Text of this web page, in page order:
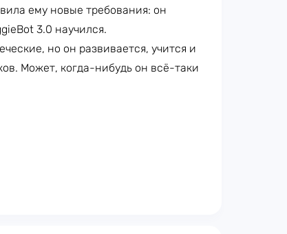
ему новые требования: он
3.0 научился.
но он развивается, учится и
Может, когда-нибудь он всё-таки